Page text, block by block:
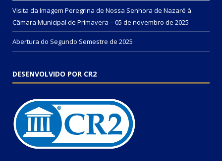
Visita da Imagem Peregrina de Nossa Senhora de Nazaré à
Câmara Municipal de Primavera – 05 de novembro de 2025
Abertura do Segundo Semestre de 2025
DESENVOLVIDO POR CR2